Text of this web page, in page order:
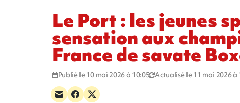
Le Port : les jeunes
sensation aux
France de savate
Publié le 10 mai 2026 à 10:05 Actualisé le 11 mai 2026 à